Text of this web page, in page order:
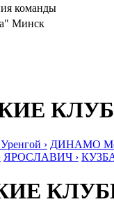
команды
Минск
› ДИНАМО
ЯРОСЛАВИЧ ›